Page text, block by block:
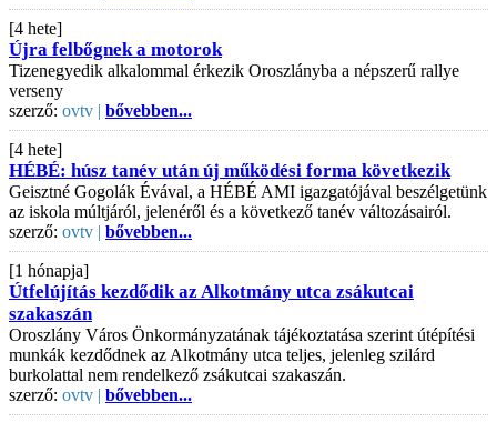
[4 hete]
Újra felbőgnek a motorok
Tizenegyedik alkalommal érkezik Oroszlányba a népszerű rallye
verseny
szerző: ovtv | bővebben...
[4 hete]
HÉBÉ: húsz tanév után új működési forma következik
Geisztné Gogolák Évával, a HÉBÉ AMI igazgatójával beszélgetünk
az iskola múltjáról, jelenéről és a következő tanév változásairól.
szerző: ovtv | bővebben...
[1 hónapja]
Útfelújítás kezdődik az Alkotmány utca zsákutcai
szakaszán
Oroszlány Város Önkormányzatának tájékoztatása szerint útépítési
munkák kezdődnek az Alkotmány utca teljes, jelenleg szilárd
burkolattal nem rendelkező zsákutcai szakaszán.
szerző: ovtv | bővebben...